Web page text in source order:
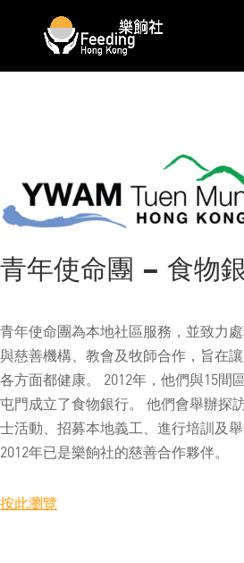
青年使命團 – 食物
青年使命團為本地社區服務，並致力
與慈善機構、教會及牧師合作，旨在
各方面都健康。 2012年，他們與15間
屯門成立了食物銀行。 他們會舉辦探
士活動、招募本地義工、進行培訓及
2012年已是樂餉社的慈善合作夥伴。
按此瀏覽